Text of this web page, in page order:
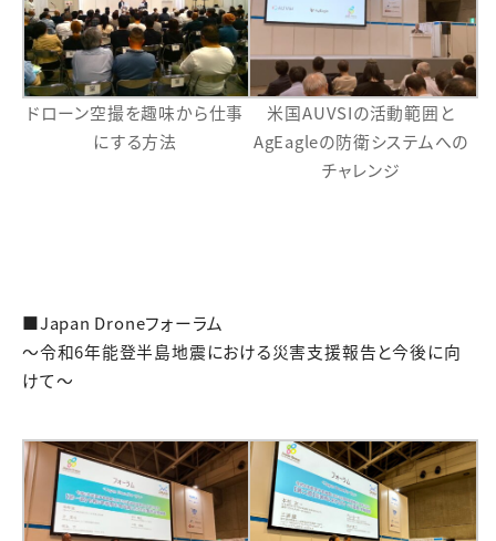
ドローン空撮を趣味から仕事
にする方法
米国AUVSIの活動範囲と
AgEagleの防衛システムへの
チャレンジ
■Japan Droneフォーラム
～令和6年能登半島地震における災害支援報告と今後に向
けて～